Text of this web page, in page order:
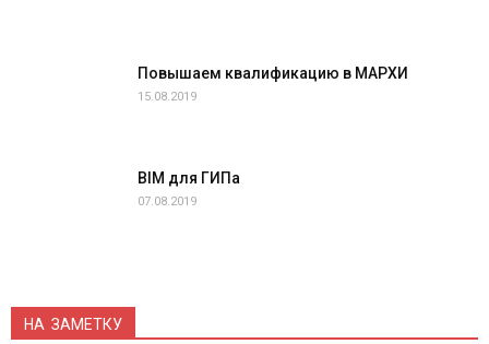
Повышаем квалификацию в МАРХИ
15.08.2019
BIM для ГИПа
07.08.2019
НА ЗАМЕТКУ